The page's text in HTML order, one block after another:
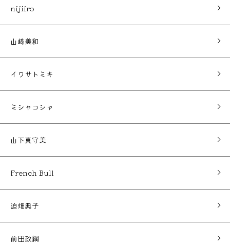
nijiiro
山﨑美和
イワサトミキ
ミシャコシャ
山下真守美
French Bull
迫畑典子
前田政綱